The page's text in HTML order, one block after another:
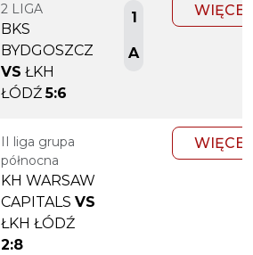
2 LIGA
BKS
BYDGOSZCZ
VS ŁKH
ŁÓDŹ 5:6
1
A
WIĘCEJ
II liga grupa
północna
KH WARSAW
CAPITALS VS
ŁKH ŁÓDŹ
2:8
WIĘCEJ